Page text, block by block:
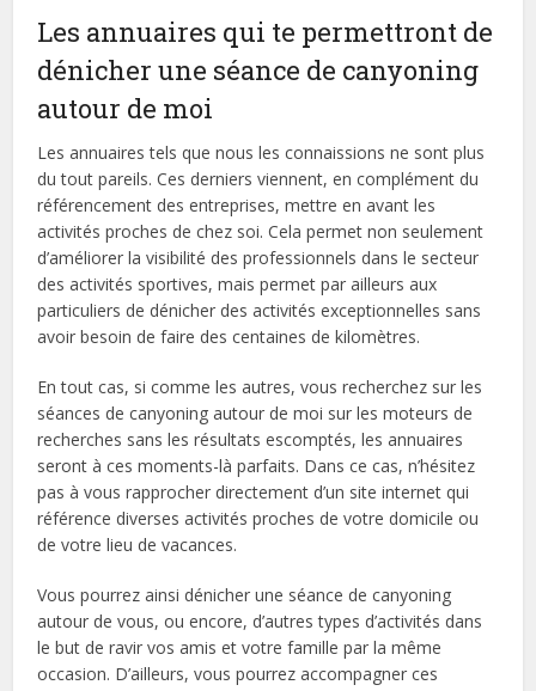
Les annuaires qui te permettront de
dénicher une séance de canyoning
autour de moi
Les annuaires tels que nous les connaissions ne sont plus
du tout pareils. Ces derniers viennent, en complément du
référencement des entreprises, mettre en avant les
activités proches de chez soi. Cela permet non seulement
d’améliorer la visibilité des professionnels dans le secteur
des activités sportives, mais permet par ailleurs aux
particuliers de dénicher des activités exceptionnelles sans
avoir besoin de faire des centaines de kilomètres.
En tout cas, si comme les autres, vous recherchez sur les
séances de canyoning autour de moi sur les moteurs de
recherches sans les résultats escomptés, les annuaires
seront à ces moments-là parfaits. Dans ce cas, n’hésitez
pas à vous rapprocher directement d’un site internet qui
référence diverses activités proches de votre domicile ou
de votre lieu de vacances.
Vous pourrez ainsi dénicher une séance de canyoning
autour de vous, ou encore, d’autres types d’activités dans
le but de ravir vos amis et votre famille par la même
occasion. D’ailleurs, vous pourrez accompagner ces